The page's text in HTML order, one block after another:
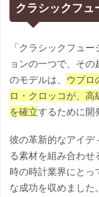
クラシックフュ
「クラシックフュ
ョンの一つで、そ
のモデルは、 ウブロ
ロ・クロッコが、
を確立するために開
彼の革新的なアイデ
る素材を組み合わ
時の時計業界にとっ
な成功を収めました。